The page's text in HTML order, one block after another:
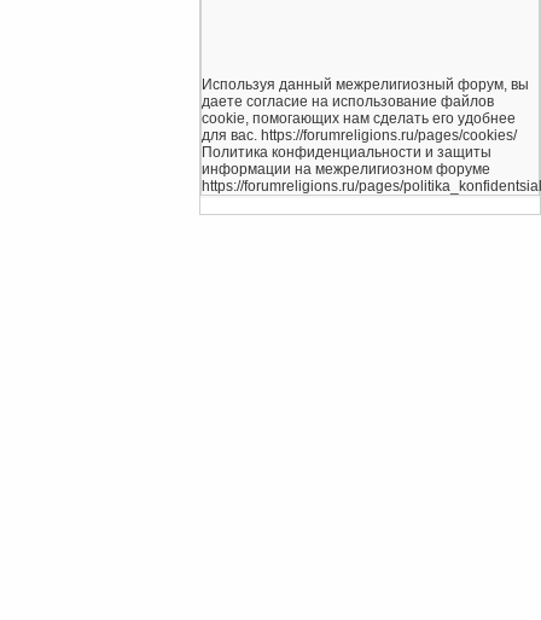
Используя данный межрелигиозный форум, вы
даете согласие на использование файлов
cookie, помогающих нам сделать его удобнее
для вас. https://forumreligions.ru/pages/cookies/
Политика конфиденциальности и защиты
информации на межрелигиозном форуме
https://forumreligions.ru/pages/